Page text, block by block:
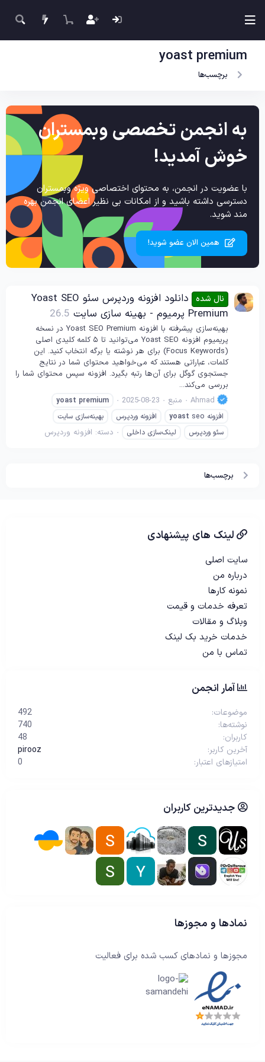
yoast premium
برچسب‌ها
به انجمن تخصصی وبمستران
خوش آمدید!
با عضویت در انجمن، به محتوای اختصاصی ویژه وبمستران
دسترسی داشته باشید و از امکانات بی نظیر اعضای انجمن بهره
مند شوید.
همین الان عضو شوید!
نال شده
دانلود افزونه وردپرس سئو Yoast SEO
Premium پرمیوم - بهینه سازی سایت
26.5
بهینه‌سازی پیشرفته با افزونه Yoast SEO Premium در نسخه
پریمیوم افزونه Yoast SEO می‌توانید تا ۵ کلمه کلیدی اصلی
(Focus Keywords) برای هر نوشته یا برگه انتخاب کنید. این
کلمات، عباراتی هستند که می‌خواهید محتوای شما در نتایج
جستجوی گوگل برای آن‌ها رتبه بگیرد. افزونه سپس محتوای شما را
بررسی می‌کند...
Ahmad
منبع 2025-08-23
yoast premium
افزونه
yoast seo افزونه وردپرس
بهینه‌سازی سایت
سئو وردپرس
لینک‌سازی داخلی دسته: افزونه وردپرس
برچسب‌ها
لینک های پیشنهادی
سایت اصلی
درباره من
نمونه کارها
تعرفه خدمات و قیمت
وبلاگ و مقالات
خدمات خرید بک لینک
تماس با من
آمار انجمن
موضوعات
492
نوشته‌ها
740
کاربران
48
آخرین کاربر
pirooz
امتیازهای اعتبار
0
جدیدترین کاربران
نمادها و مجوزها
مجوزها و نمادهای کسب شده برای فعالیت